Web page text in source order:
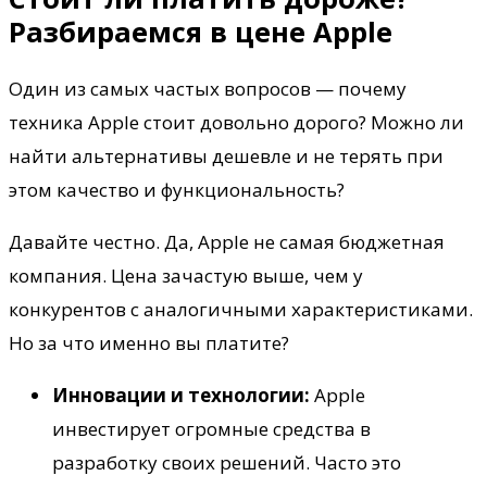
Разбираемся в цене Apple
Один из самых частых вопросов — почему
техника Apple стоит довольно дорого? Можно ли
найти альтернативы дешевле и не терять при
этом качество и функциональность?
Давайте честно. Да, Apple не самая бюджетная
компания. Цена зачастую выше, чем у
конкурентов с аналогичными характеристиками.
Но за что именно вы платите?
Инновации и технологии: Apple
инвестирует огромные средства в
разработку своих решений. Часто это